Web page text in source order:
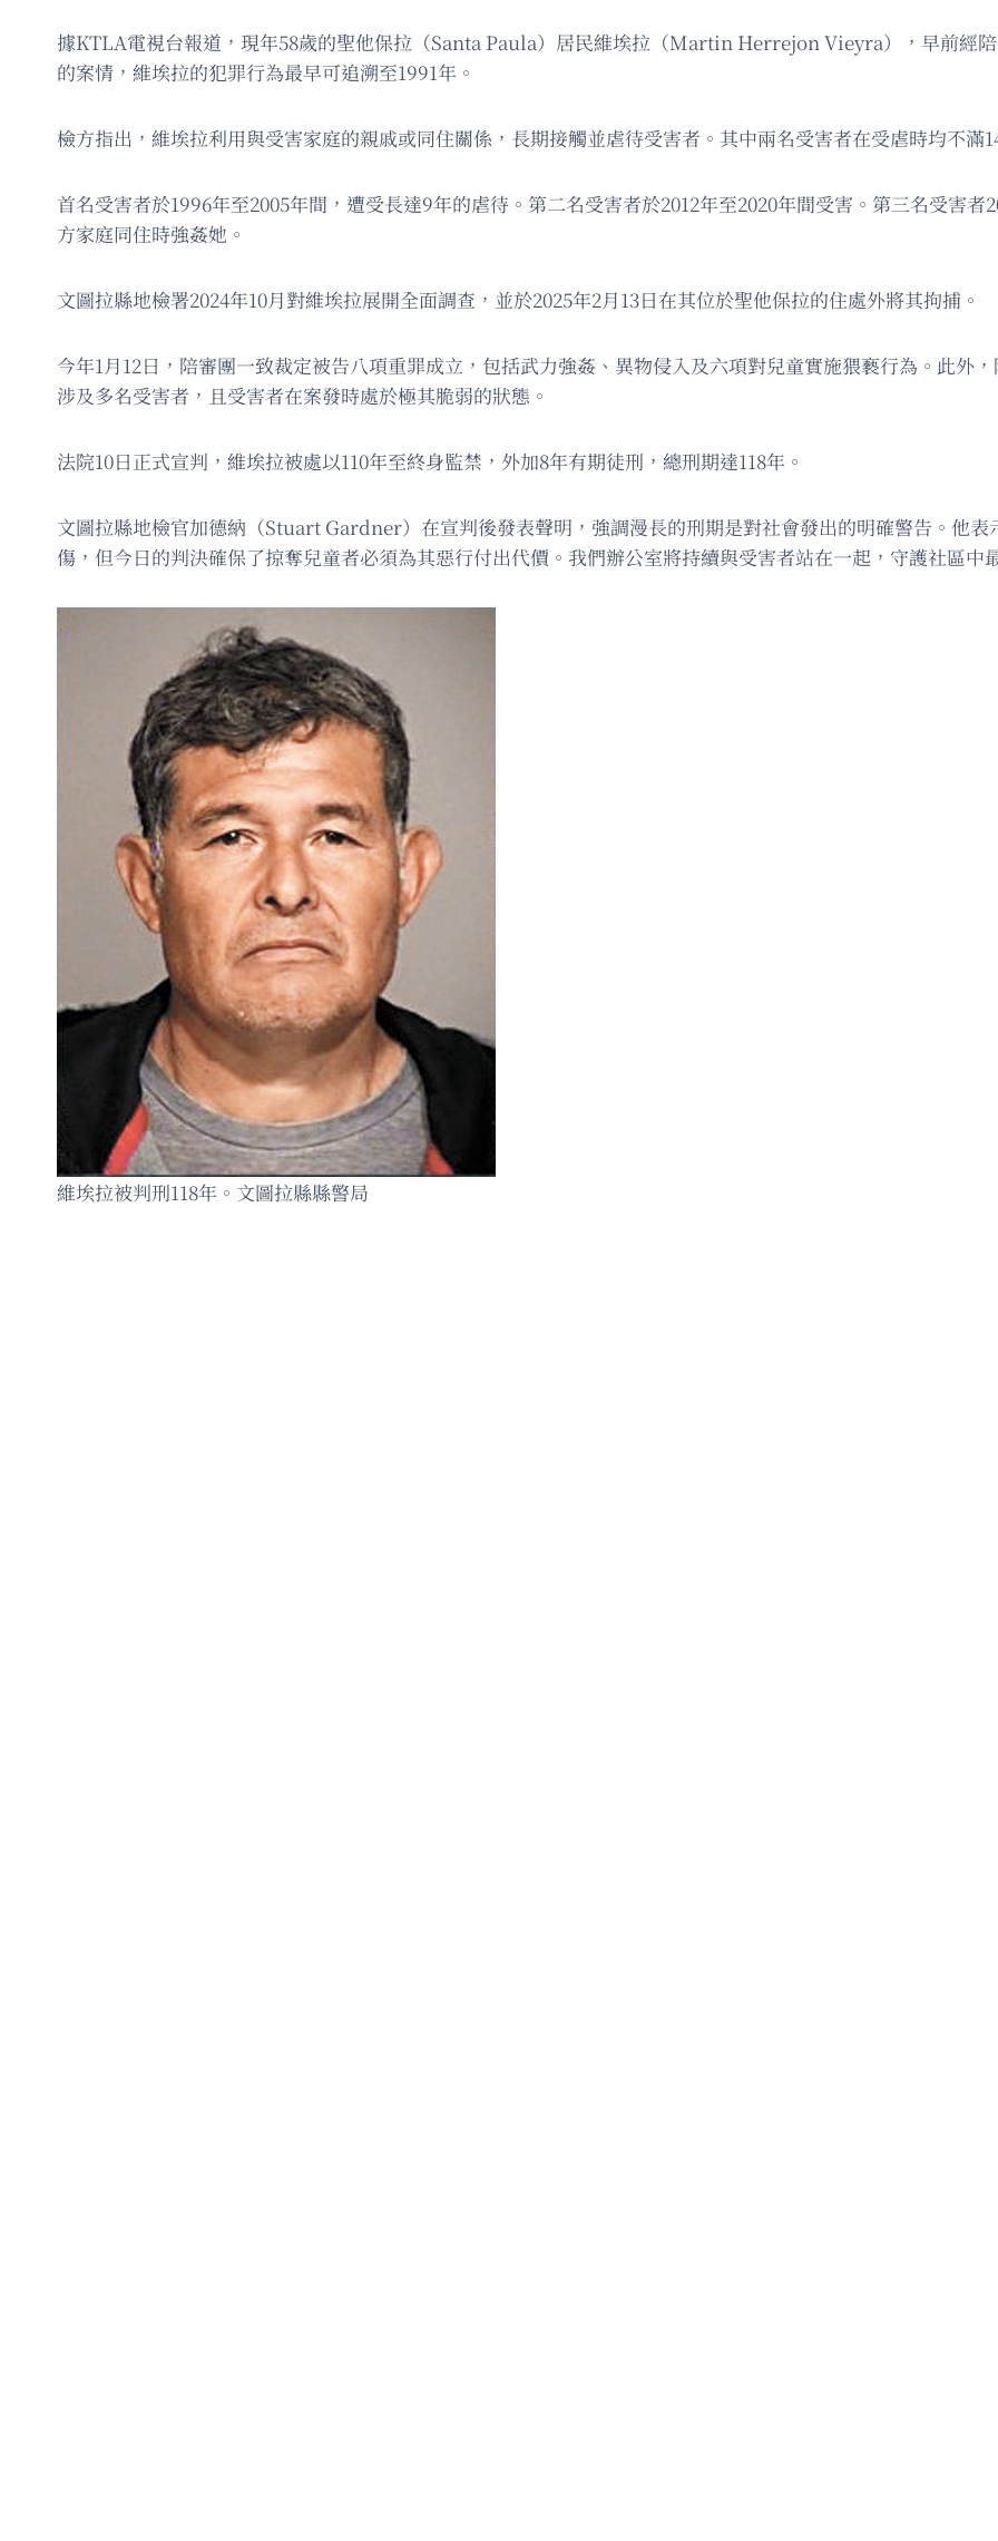
據KTLA電視台報道，現年58歲的聖他保拉（Santa Paula）居民維埃拉（Martin Herrejon Vieyra），早前經
的案情，維埃拉的犯罪行為最早可追溯至1991年。
檢方指出，維埃拉利用與受害家庭的親戚或同住關係，長期接觸並虐待受害者。其中兩名受害者在受虐時均不滿
首名受害者於1996年至2005年間，遭受長達9年的虐待。第二名受害者於2012年至2020年間受害。第三名受害
方家庭同住時強姦她。
文圖拉縣地檢署2024年10月對維埃拉展開全面調查，並於2025年2月13日在其位於聖他保拉的住處外將其拘捕。
今年1月12日，陪審團一致裁定被告八項重罪成立，包括武力強姦、異物侵入及六項對兒童實施猥褻行為。此外
涉及多名受害者，且受害者在案發時處於極其脆弱的狀態。
法院10日正式宣判，維埃拉被處以110年至終身監禁，外加8年有期徒刑，總刑期達118年。
文圖拉縣地檢官加德納（Stuart Gardner）在宣判後發表聲明，強調漫長的刑期是對社會發出的明確警告。他
傷，但今日的判決確保了掠奪兒童者必須為其惡行付出代價。我們辦公室將持續與受害者站在一起，守護社區中
維埃拉被判刑118年。文圖拉縣縣警局